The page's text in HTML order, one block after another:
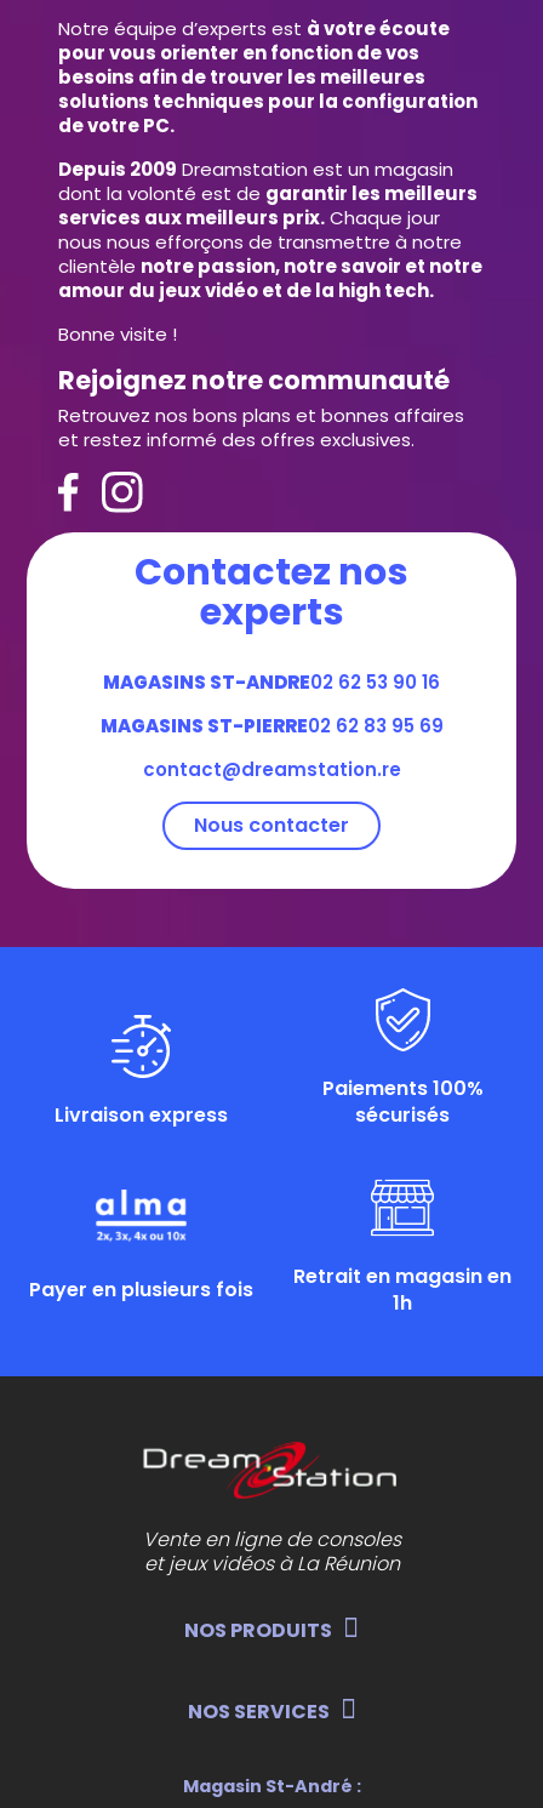
Notre équipe d’experts est à votre écoute
pour vous orienter en fonction de vos
besoins afin de trouver les meilleures
solutions techniques pour la configuration
de votre PC.
Depuis 2009 Dreamstation est un magasin
dont la volonté est de garantir les meilleurs
services aux meilleurs prix.Chaque jour
nous nous efforçons de transmettre à notre
clientèle notre passion, notre savoir et notre
amour du jeux vidéo et de la high tech.
Bonne visite !
Rejoignez notre communauté
Retrouvez nos bons plans et bonnes affaires
et restez informé des offres exclusives.
Contactez nos
experts
MAGASINS ST-ANDRE02 62 53 90 16
MAGASINS ST-PIERRE02 62 83 95 69
contact@dreamstation.re
Nous contacter
Livraison express
Paiements 100%
sécurisés
Payer en plusieurs fois
Retrait en magasin en
1h
Vente en ligne de consoles
et jeux vidéos à La Réunion
NOS PRODUITS
NOS SERVICES
Magasin St-André :